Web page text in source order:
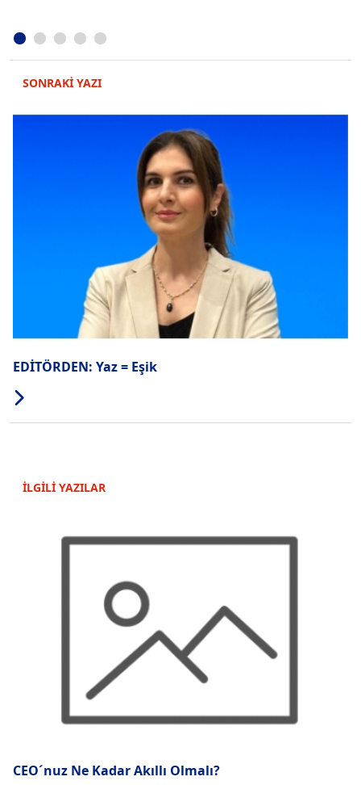
SONRAKİ YAZI
EDİTÖRDEN: Yaz = Eşik
İLGİLİ YAZILAR
CEO´nuz Ne Kadar Akıllı Olmalı?